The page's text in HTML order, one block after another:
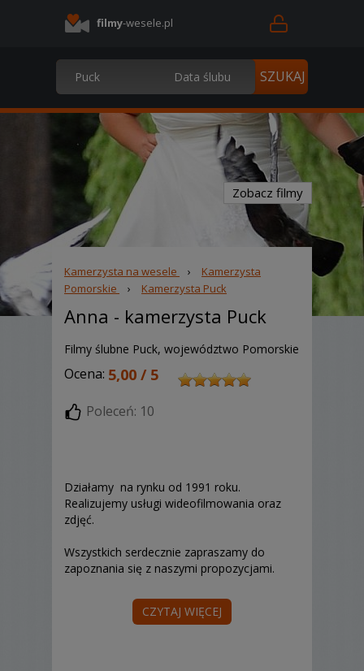
filmy-wesele.pl
Zobacz filmy
Kamerzysta na wesele ›
Kamerzysta
Pomorskie
› Kamerzysta Puck
Anna - kamerzysta Puck
Filmy ślubne Puck, województwo Pomorskie
Ocena: 5,00 / 5
Poleceń: 10
Działamy na rynku od 1991 roku.
Realizujemy usługi wideofilmowania oraz
zdjęć.
Wszystkich serdecznie zapraszamy do
zapoznania się z naszymi propozycjami.
CZYTAJ WIĘCEJ